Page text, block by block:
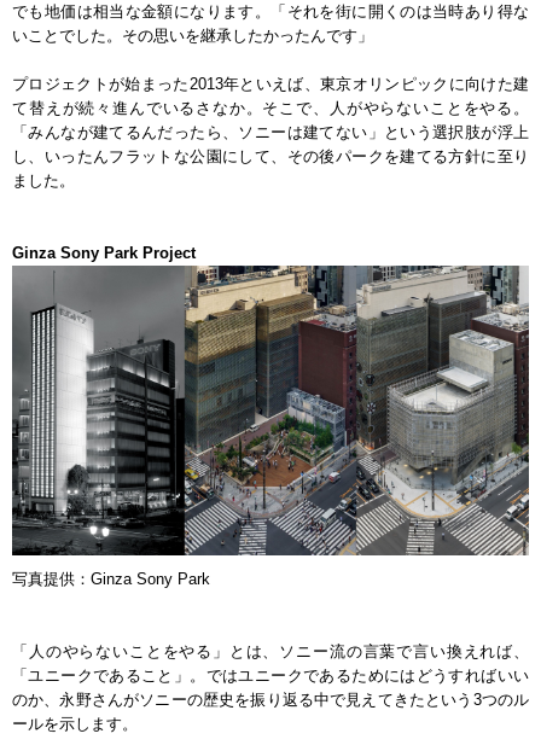
でも地価は相当な金額になります。「それを街に開くのは当時あり得な
いことでした。その思いを継承したかったんです」
プロジェクトが始まった2013年といえば、東京オリンピックに向けた建
て替えが続々進んでいるさなか。そこで、人がやらないことをやる。
「みんなが建てるんだったら、ソニーは建てない」という選択肢が浮上
し、いったんフラットな公園にして、その後パークを建てる方針に至り
ました。
Ginza Sony Park Project
写真提供：Ginza Sony Park
「人のやらないことをやる」とは、ソニー流の言葉で言い換えれば、
「ユニークであること」。ではユニークであるためにはどうすればいい
のか、永野さんがソニーの歴史を振り返る中で見えてきたという3つのル
ールを示します。